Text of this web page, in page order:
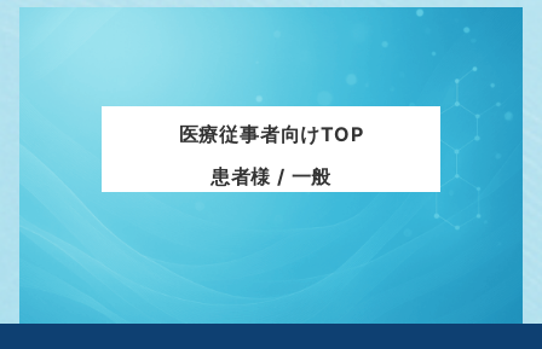
医療従事者向けTOP
患者様 / 一般